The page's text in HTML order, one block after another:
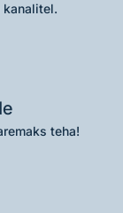
kanalitel.
teha!